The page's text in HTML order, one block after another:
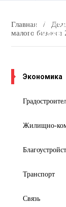
Главная /
малого бизнеса
Экономика
Жилищно-
Транспорт
Связь